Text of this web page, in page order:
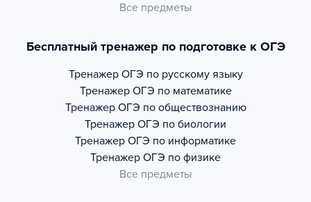
Все предметы
Бесплатный тренажер по подготовке к ОГЭ
Тренажер ОГЭ по русскому языку
Тренажер ОГЭ по математике
Тренажер ОГЭ по обществознанию
Тренажер ОГЭ по биологии
Тренажер ОГЭ по информатике
Тренажер ОГЭ по физике
Все предметы